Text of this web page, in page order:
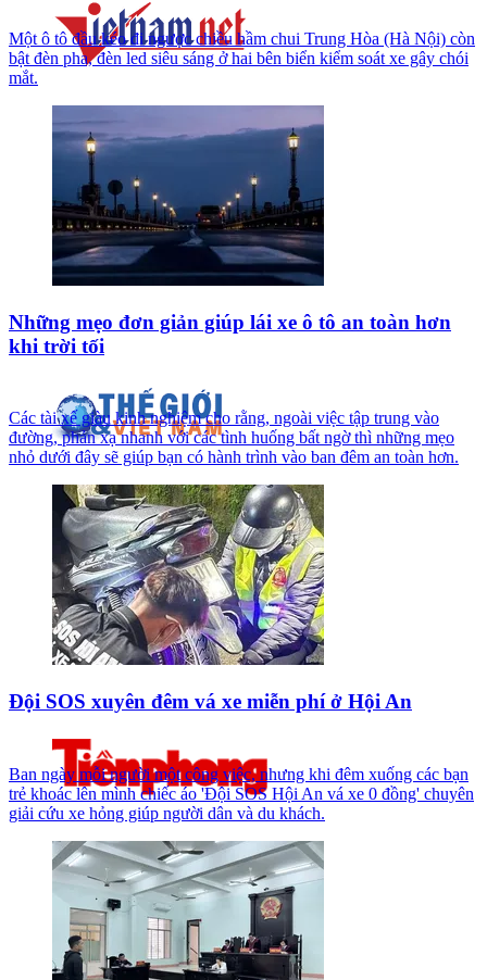
Một ô tô đầu kéo đi ngược chiều hầm chui Trung Hòa (Hà Nội) còn
bật đèn pha, đèn led siêu sáng ở hai bên biển kiểm soát xe gây chói
mắt.
Những mẹo đơn giản giúp lái xe ô tô an toàn hơn
khi trời tối
Các tài xế giàu kinh nghiệm cho rằng, ngoài việc tập trung vào
đường, phản xạ nhanh với các tình huống bất ngờ thì những mẹo
nhỏ dưới đây sẽ giúp bạn có hành trình vào ban đêm an toàn hơn.
Đội SOS xuyên đêm vá xe miễn phí ở Hội An
Ban ngày mỗi người một công việc, nhưng khi đêm xuống các bạn
trẻ khoác lên mình chiếc áo 'Đội SOS Hội An vá xe 0 đồng' chuyên
giải cứu xe hỏng giúp người dân và du khách.